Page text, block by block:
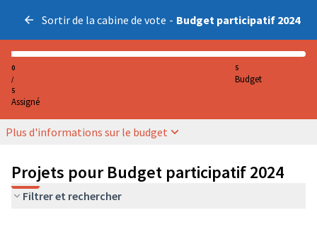
Sortir de la cabine de vote - Budget participatif 2024
0
/
5
Assigné
5
Budget
Plus d'informations sur le budget
Projets pour Budget participatif 2024
Filtrer et rechercher